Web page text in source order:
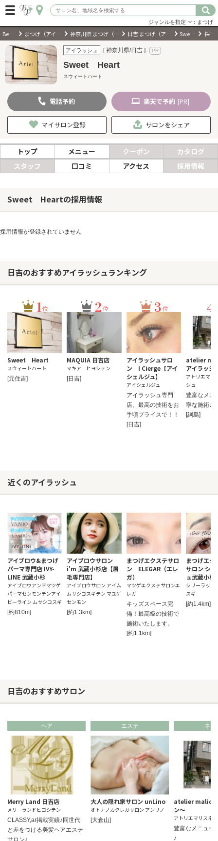
ログイン
会員登録 （無料）
キーワード検索
ジャンルを選択
キーワードで検索
エステサロン
リラクゼーションサロン
美容クリニック
ヘアカタログ
ネイルカタログ
お問い合わせ
ジャンルを指定 ：まつげ
BeautyPark まつげ（アイラッシュ）サロン 神奈川県 まつげ（アイラッシュ）サロン 日吉 まつげ（アイラッシュ）サロン Sweet Heart 採用情報
アイラッシュ [ 神奈川県/日吉 ]
Sweet Heart
スウィートハート
電話予約 楽天で予約 [PR]
マイサロン登録 サロンをシェア
トップ メニュー クーポン
カタログ
スタッフ
口コミ アクセス 採用情報
Sweet Heartの採用情報
採用情報が登録されていません
日吉のおすすめアイラッシュランキング
1位
Sweet Heart
スウィートハート
[元住吉]
2 位
MAQUIA 日吉店
マキア ヒヨシテン
[日吉]
3 位
アイラッシュサロ
ン I Cierge【アイ
シェルジュ】
アイシェルジュ
アイラッシュ専門
店、最高の技術をお
手頃プライスで！！
[日吉]
4
atelier
アイラッシ
アトリエマリ
シュ
豊富なメ
寧な施術♪
[綱島]
近くのアイラッシュ
アイブロウ&まつげ
パーマ専門店 IVY-
LINE 武蔵小杉
アイブロウアンドマツゲ
パーマセンモンテンアイ
ビーライン ムサシコスギ
[約810m]
アイブロウサロン
i'm 武蔵小杉店【眉
毛専門店】
アイブロウサロン アイム
ムサシコスギテン マユゲ
センモン
[約1.3km]
まつげエクステサロ
ン ELEGAR（エレ
ガ）
マツゲエクステサロンエ
レガ
キッズスペース完
備！最高級の技術で
施術いたします。
[約1.1km]
まつげエク
サロン シ
ュ武蔵小杉
シリーラッシ
スギ
[約1.4km]
日吉のおすすめサロン
ヘア
Merry Land 日吉店
メリーランドヒヨシテン
CLASSY,ar掲載実績♪同世代
と差をつける美髪ヘアエステ
サロン♪
エステ
大人の隠れ家サロン unLino
オトナノカクレガサロン アンリノ
[大倉山]
ネイ
atelier malice
ン～
アトリエマリスネ
豊富なメニュ
♪